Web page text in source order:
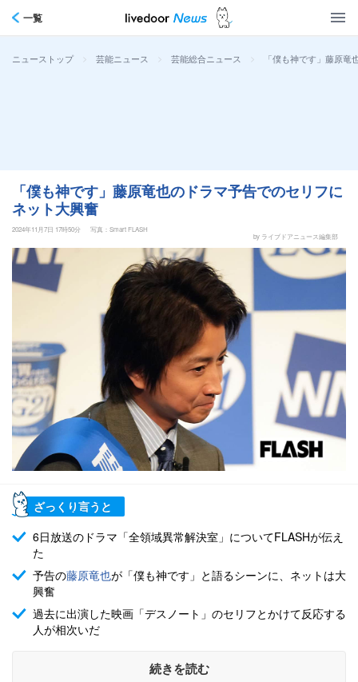
一覧
ニューストップ > 芸能ニュース > 芸能総合ニュース > 「僕も神です」藤原
「僕も神です」藤原竜也のドラマ予告でのセリフに
ネット大興奮
2024年11月7日 17時50分
写真：Smart FLASH
by ライブドアニュース編集部
ざっくり言うと
6日放送のドラマ「全領域異常解決室」についてFLASHが伝え
た
予告の藤原竜也が「僕も神です」と語るシーンに、ネットは大
興奮
過去に出演した映画「デスノート」のセリフとかけて反応する
人が相次いだ
続きを読む